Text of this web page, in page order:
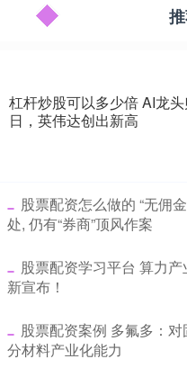
杠杆炒股可以多少倍 AI龙
日，英伟达创出新高
股票配资怎么做的 “无佣
处, 仍有“券商”顶风作案
股票配资学习平台 算力
新宣布！
股票配资案例 多氟多：
分材料产业化能力